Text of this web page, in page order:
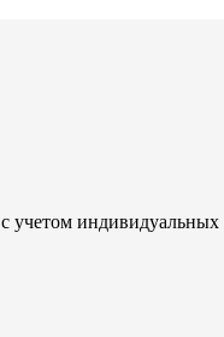
учетом индивидуальных